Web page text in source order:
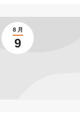
8 月
9